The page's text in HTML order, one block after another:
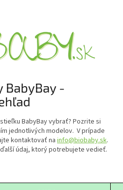
BabyBay -
BabyBay vybrať? Pozrite si
jednotlivých modelov. V prípade
kontaktovať na info@biobaby.sk.
údaj, ktorý potrebujete vedieť.